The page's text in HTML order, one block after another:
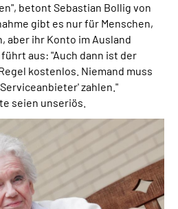
Kundenportal
betont Sebastian Bollig von
gibt es nur für Menschen,
aber ihr Konto im Ausland
aus: "Auch dann ist der
kostenlos. Niemand muss
zahlen."
seien unseriös.